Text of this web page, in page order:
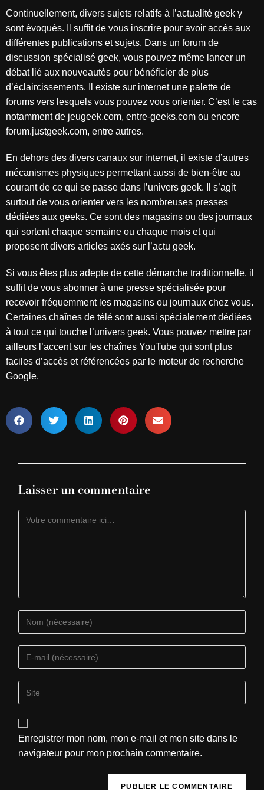
Continuellement, divers sujets relatifs à l’actualité geek y
sont évoqués. Il suffit de vous inscrire pour avoir accès aux
différentes publications et sujets. Dans un forum de
discussion spécialisé geek, vous pouvez même lancer un
débat lié aux nouveautés pour bénéficier de plus
d’éclaircissements. Il existe sur internet une palette de
forums vers lesquels vous pouvez vous orienter. C’est le cas
notamment de jeugeek.com, entre-geeks.com ou encore
forum.justgeek.com, entre autres.
En dehors des divers canaux sur internet, il existe d’autres
mécanismes physiques permettant aussi de bien-être au
courant de ce qui se passe dans l’univers geek. Il s’agit
surtout de vous orienter vers les nombreuses presses
dédiées aux geeks. Ce sont des magasins ou des journaux
qui sortent chaque semaine ou chaque mois et qui
proposent divers articles axés sur l’actu geek.
Si vous êtes plus adepte de cette démarche traditionnelle, il
suffit de vous abonner à une presse spécialisée pour
recevoir fréquemment les magasins ou journaux chez vous.
Certaines chaînes de télé sont aussi spécialement dédiées
à tout ce qui touche l’univers geek. Vous pouvez mettre par
ailleurs l’accent sur les chaînes YouTube qui sont plus
faciles d’accès et référencées par le moteur de recherche
Google.
Laisser un commentaire
Enregistrer mon nom, mon e-mail et mon site dans le
navigateur pour mon prochain commentaire.